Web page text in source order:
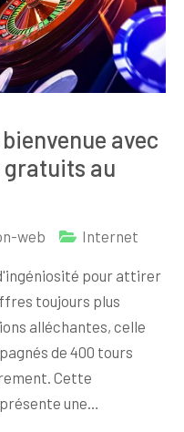
avec
au
web Internet
pour attirer
toujours plus
alléchantes, celle
de 400 tours
Cette
une…